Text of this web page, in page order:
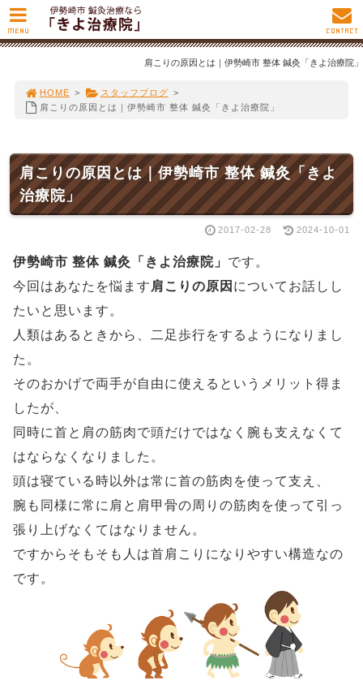
肩こりの原因とは｜伊勢崎市 整体 鍼灸「きよ治療院」
HOME > スタッフブログ >
肩こりの原因とは｜伊勢崎市 整体 鍼灸「きよ治療院」
肩こりの原因とは｜伊勢崎市 整体 鍼灸「きよ
治療院」
2017-02-28 2024-10-01
伊勢崎市 整体 鍼灸「きよ治療院」 です。
今回はあなたを悩ます 肩こりの原因 についてお話しし
たいと思います。
人類はあるときから、二足歩行をするようになりまし
た。
そのおかげで両手が自由に使えるというメリット得ま
したが、
同時に首と肩の筋肉で頭だけではなく腕も支えなくて
はならなくなりました。
頭は寝ている時以外は常に首の筋肉を使って支え、
腕も同様に常に肩と肩甲骨の周りの筋肉を使って引っ
張り上げなくてはなりません。
ですからそもそも人は首肩こりになりやすい構造なの
です。
MENU CONTACT